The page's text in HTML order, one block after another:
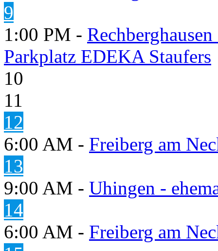
9
1:00 PM -
Parkplatz EDEKA Staufers
10
11
12
6:00 AM - Freiberg am
13
9:00 AM - Uhingen -
14
6:00 AM - Freiberg am